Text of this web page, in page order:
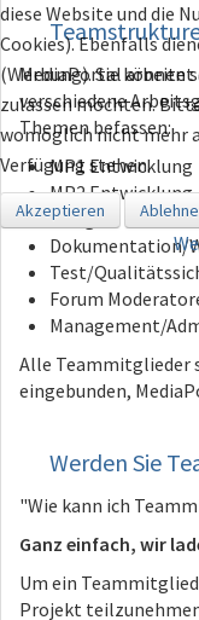
MediaPortal arbeitet
verschiedene
Themen befassen:
MP1 Entwicklung
MP2 Entwicklung
Design
Dokumentation/
Test/
Forum
Management/
Alle Teammitglieder
eingebunden,
Werden Sie
"Wie kann ich
Ganz einfach, wir
Um ein
Projekt
diese Website und die
Cookies). Ebenfalls
(Werbung). Sie können
zulassen möchten.
womöglich nicht mehr
Verfügung stehen.
Akzeptieren